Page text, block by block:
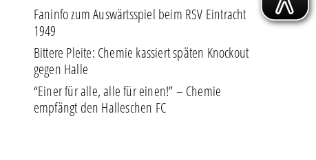
Faninfo zum Auswärtsspiel beim RSV Eintracht
1949
Bittere Pleite: Chemie kassiert späten Knockout
gegen Halle
“Einer für alle, alle für einen!” – Chemie
empfängt den Halleschen FC